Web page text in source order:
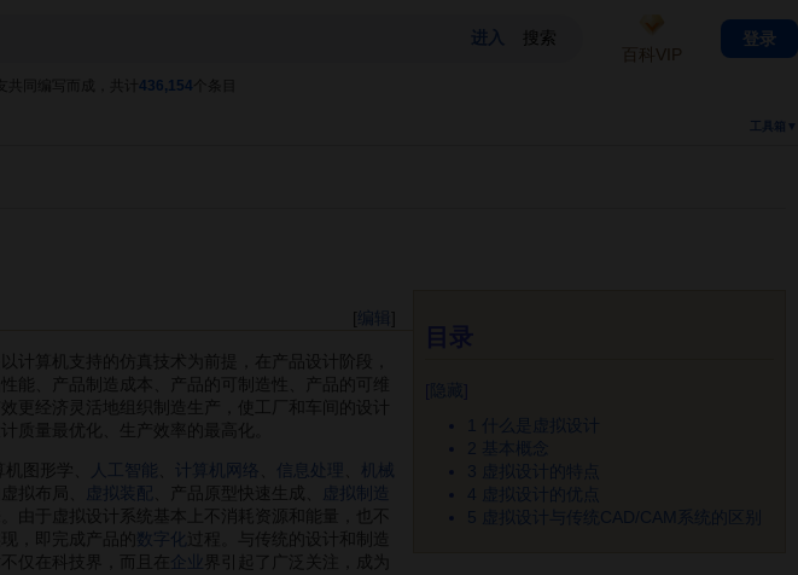
共同编写而成，共计 436,154 个条目
工具箱▼
1 什么是虚拟设计
2 基本概念
3
虚拟设计的特点
4
虚拟设计的优点
5
虚拟设计与传统CAD/CAM系统的区别
[编辑
算机支持的仿真技术为前提，在产品设计阶段，
能、产品制造成本、产品的可制造性、产品的可维
更经济灵活地组织制造生产，使工厂和车间的设计
质量最优化、生产效率的最高化。
图形学、 人工智能 计算机网络 信息处理
机械
拟布局、 虚拟装配 、产品原型快速生成、
虚拟制造
由于虚拟设计系统基本上不消耗资源和能量，也不
，即完成产品的 数字化 过程。与传统的设计和制造
仅在科技界，而且在
企业界引起了广泛关注，成为
百科VIP
登录